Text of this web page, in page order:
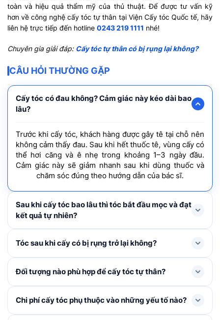
toàn và hiệu quả thẩm mỹ của thủ thuật. Để được tư vấn kỹ
hơn về công nghệ cấy tóc tự thân tại Viện Cấy tóc Quốc tế, hãy
liên hệ trực tiếp đến hotline 0243 219 1111 nhé!
Chuyên gia giải đáp: Cấy tóc tự thân có bị rụng lại không?
CÂU HỎI THƯỜNG GẶP
Cấy tóc có đau không? Cảm giác này kéo dài bao
lâu?
Trước khi cấy tóc, khách hàng được gây tê tại chỗ nên
không cảm thấy đau. Sau khi hết thuốc tê, vùng cấy có
thể hơi căng và ê nhẹ trong khoảng 1–3 ngày đầu.
Cảm giác này sẽ giảm nhanh sau khi dùng thuốc và
chăm sóc đúng theo hướng dẫn của bác sĩ.
Sau khi cấy tóc bao lâu thì tóc bắt đầu mọc và đạt
kết quả tự nhiên?
Tóc mới thường rụng shock loss trong 1-3 tháng đầu
năm.
Tóc sau khi cấy có bị rụng trở lại không?
Trong 1 – 3 tháng đầu, tóc cấy có thể rụng thay thân
sẽ sinh trưởng và phát triển như tóc tự nhiên không bị
Đối tượng nào phù hợp để cấy tóc tự thân?
Cấy tóc tự thân được chỉ định cho người bị hói đầu, tóc
Chi phí cấy tóc phụ thuộc vào những yếu tố nào?